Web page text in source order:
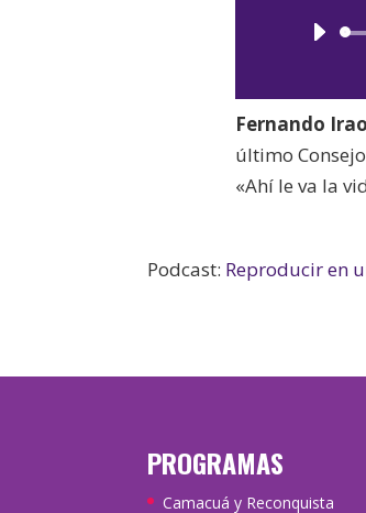
Fernando
último
«Ahí le va la
Podcast: Reproducir en
PROGRAMAS
Camacuá y Reconquista